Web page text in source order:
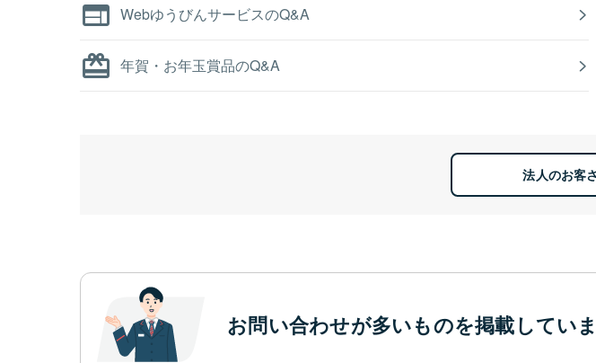
WebゆうびんサービスのQ&A
年賀・お年玉賞品のQ&A
法人のお客
お問い合わせが多いものを掲載していま